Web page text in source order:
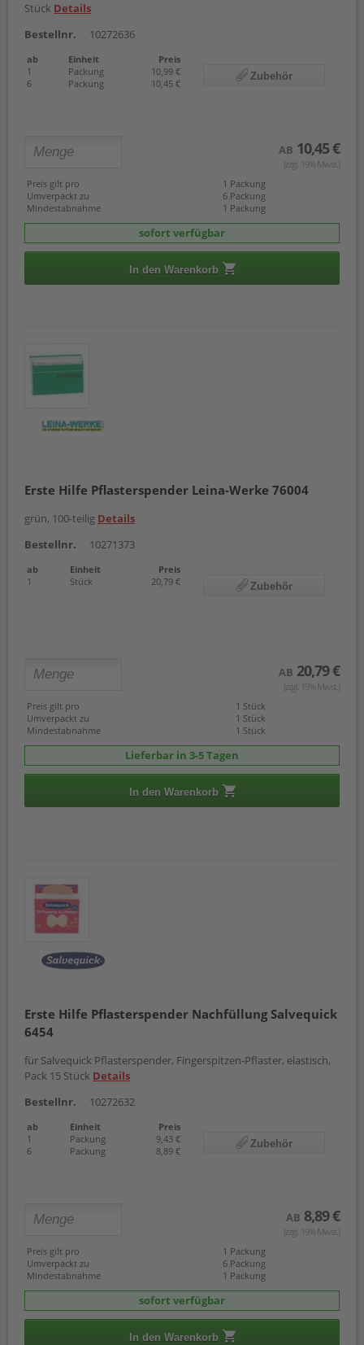
Stück Details
Bestellnr.
10272636
ab Einheit
Preis
1
Packung
10,99 €
6
Packung 10,45 €
Zubehör
AB 10,45 €
(zzgl. 19% Mwst.)
Preis gilt pro
1 Packung
Umverpackt zu
6 Packung
Mindestabnahme
1 Packung
sofort verfügbar
In den Warenkorb
Erste Hilfe Pflasterspender Leina-Werke 76004
grün, 100-teilig Details
Bestellnr.
10271373
ab Einheit
Preis
1
Stück 20,79 € Zubehör
AB 20,79 €
(zzgl. 19% Mwst.)
Preis gilt pro
1 Stück
Umverpackt zu
1 Stück
Mindestabnahme
1 Stück
Lieferbar in 3-5 Tagen
In den Warenkorb
Erste Hilfe Pflasterspender Nachfüllung Salvequick
6454
für Salvequick Pflasterspender, Fingerspitzen-Pflaster, elastisch,
Pack 15 Stück Details
Bestellnr.
10272632
ab Einheit
Preis
1
Packung
9,43 €
6
Packung 8,89 €
Zubehör
AB 8,89 €
(zzgl. 19% Mwst.)
Preis gilt pro
1 Packung
Umverpackt zu
6 Packung
Mindestabnahme
1 Packung
sofort verfügbar
In den Warenkorb